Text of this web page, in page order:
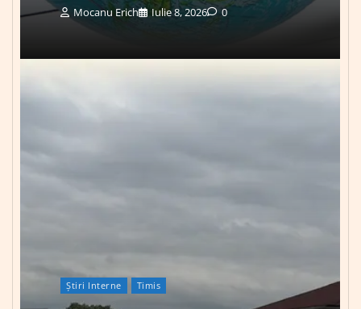
Mocanu Erich Iulie 8, 2026 0
Știri Interne Timis